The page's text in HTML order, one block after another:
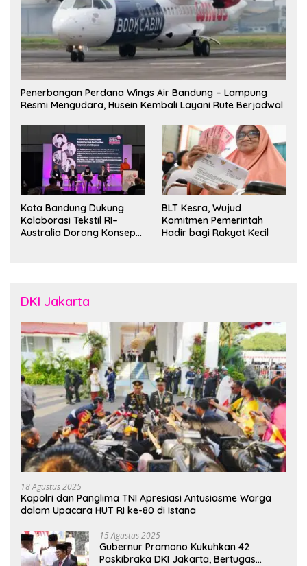
Penerbangan Perdana Wings Air Bandung – Lampung
Resmi Mengudara, Husein Kembali Layani Rute Berjadwal
Kota Bandung Dukung
Kolaborasi Tekstil RI–
Australia Dorong Konsep
BLT Kesra, Wujud
Komitmen Pemerintah
Hadir bagi Rakyat Kecil
DKI Jakarta
18 Agustus 2025
Kapolri dan Panglima TNI Apresiasi Antusiasme Warga
dalam Upacara HUT RI ke-80 di Istana
15 Agustus 2025
Gubernur Pramono Kukuhkan 42
Paskibraka DKI Jakarta, Bertugas